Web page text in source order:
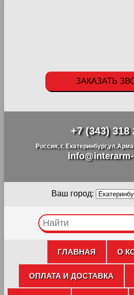
+7 (343) 318
Россия, г.
ЗАКАЗАТЬ
Ваш город:
ГЛАВНАЯ О
ОПЛАТА И ДОСТАВКА